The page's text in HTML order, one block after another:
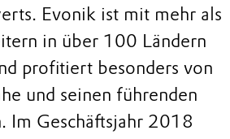
Evonik ist mit mehr als
in über 100 Ländern
profitiert besonders von
und seinen führenden
Im Geschäftsjahr 2018